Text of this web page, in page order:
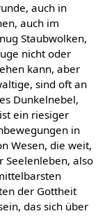
auch in
auch im
Staubwolken,
nicht oder
kann, aber
sind oft an
Dunkelnebel,
ein riesiger
in
Wesen, die weit,
Seelenleben, also
der Gottheit
das sich über